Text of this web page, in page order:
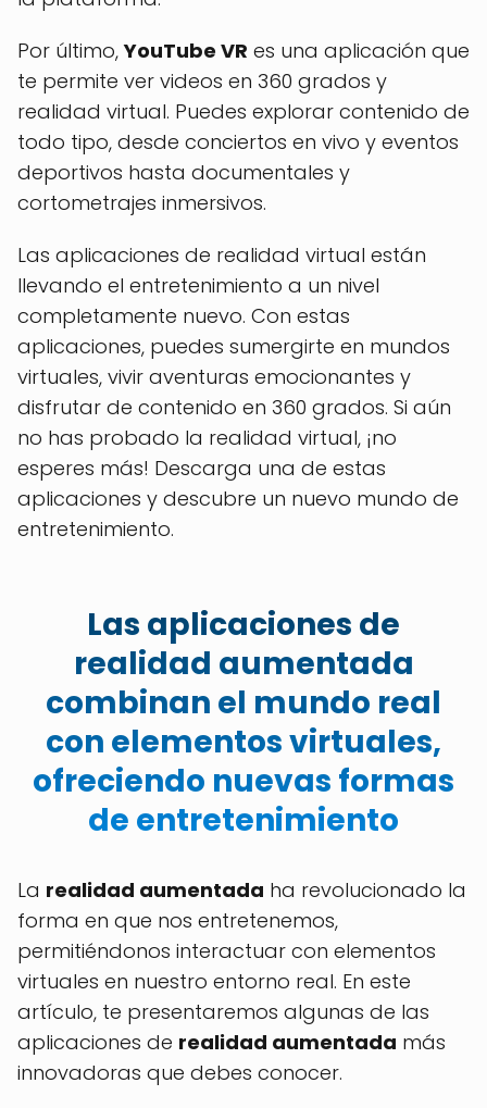
Por último,YouTube VR es una aplicación que
te permite ver videos en 360 grados y
realidad virtual. Puedes explorar contenido de
todo tipo, desde conciertos en vivo y eventos
deportivos hasta documentales y
cortometrajes inmersivos.
Las aplicaciones de realidad virtual están
llevando el entretenimiento a un nivel
completamente nuevo. Con estas
aplicaciones, puedes sumergirte en mundos
virtuales, vivir aventuras emocionantes y
disfrutar de contenido en 360 grados. Si aún
no has probado la realidad virtual, ¡no
esperes más! Descarga una de estas
aplicaciones y descubre un nuevo mundo de
entretenimiento.
Las aplicaciones de
realidad aumentada
combinan el mundo real
con elementos virtuales,
ofreciendo nuevas formas
de entretenimiento
La realidad aumentada ha revolucionado la
forma en que nos entretenemos,
permitiéndonos interactuar con elementos
virtuales en nuestro entorno real. En este
artículo, te presentaremos algunas de las
aplicaciones de realidad aumentada más
innovadoras que debes conocer.